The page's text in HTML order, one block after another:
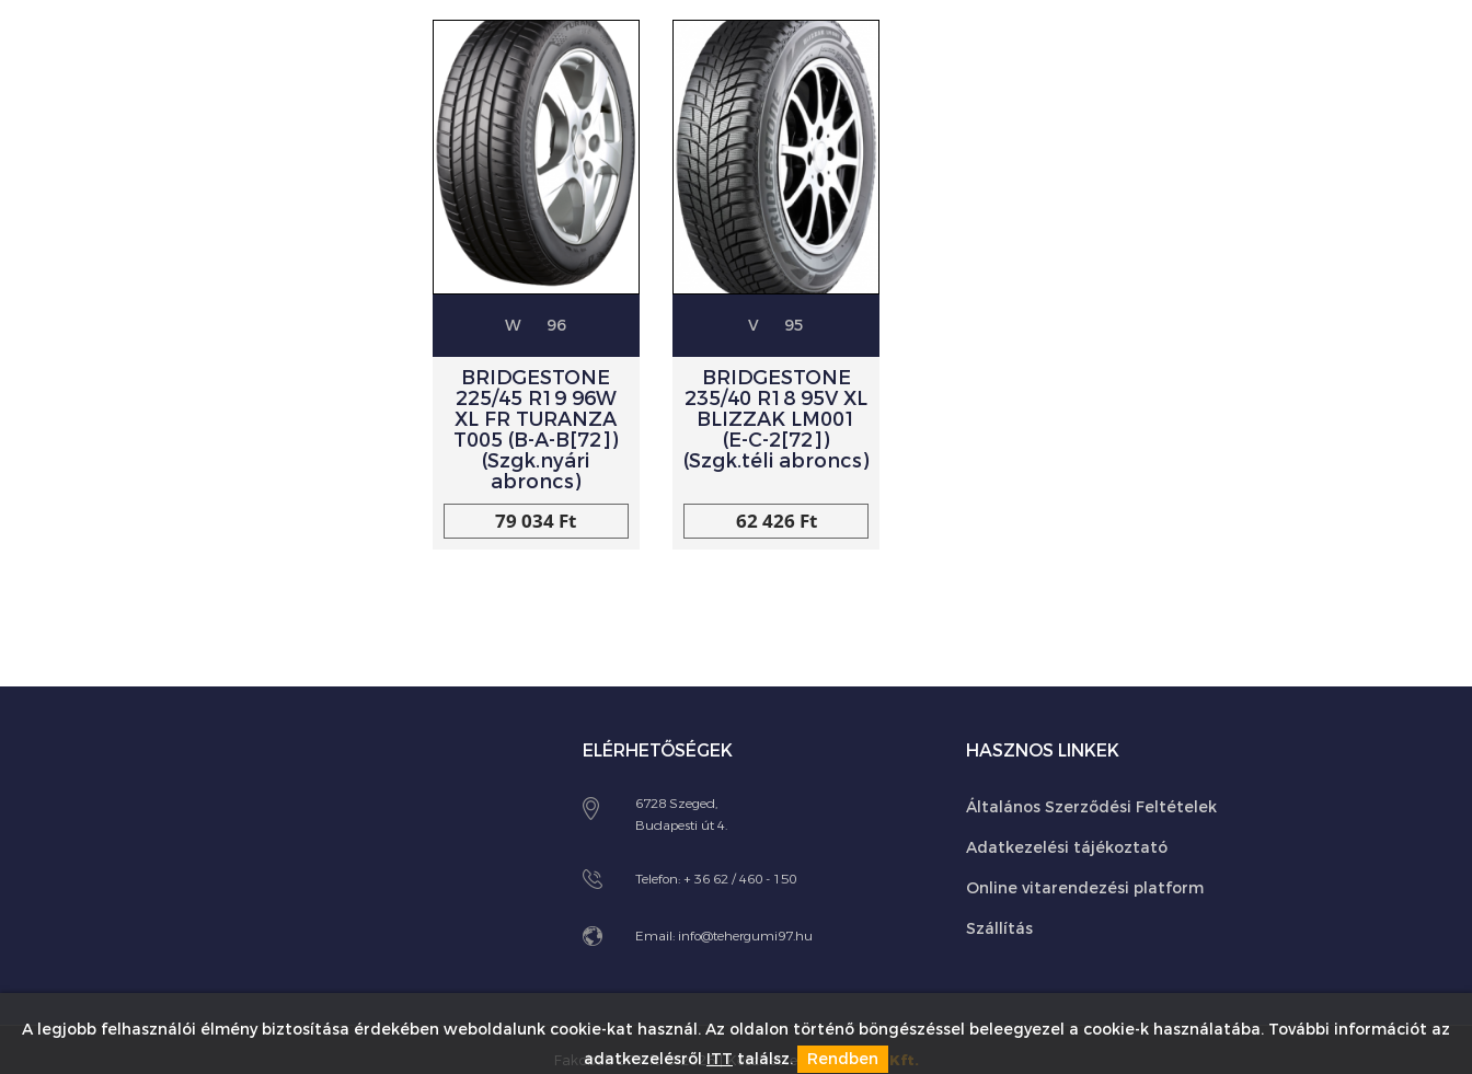
W 96
BRIDGESTONE
225/45 R19 96W
XL FR TURANZA
T005 (B-A-B[72])
(Szgk.nyári
abroncs)
79 034 Ft
V 95
BRIDGESTONE
235/40 R18 95V XL
BLIZZAK LM001
(E-C-2[72])
(Szgk.téli abroncs)
62 426 Ft
ELÉRHETŐSÉGEK
6728 Szeged,
Budapesti út 4.
Telefon: + 36 62 / 460 - 150
Email: info@tehergumi97.hu
HASZNOS LINKEK
Általános Szerződési Feltételek
Adatkezelési tájékoztató
Online vitarendezési platform
Szállítás
Fakobak 97 Kft © 2026 | Készítette: Innovip.hu Kft.
A legjobb felhasználói élmény biztosítása érdekében weboldalunk cookie-kat használ. Az oldalon történő böngészéssel beleegyezel a cookie-k használatába. További információt az
adatkezelésrőlITTtalálsz. Rendben